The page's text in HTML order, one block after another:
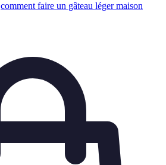
comment faire un gâteau léger maison